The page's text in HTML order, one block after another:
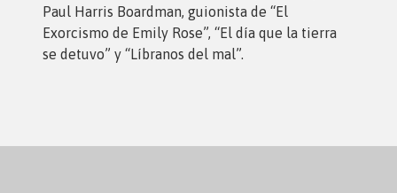
Paul Harris Boardman, guionista de “El
Exorcismo de Emily Rose”, “El día que la tierra
se detuvo” y “Líbranos del mal”.